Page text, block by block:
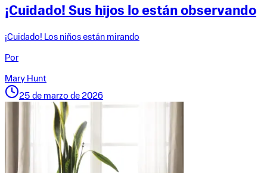
¡Cuidado! Sus hijos lo están observando
¡Cuidado! Los niños están mirando
Por
Mary Hunt
25 de marzo de 2026